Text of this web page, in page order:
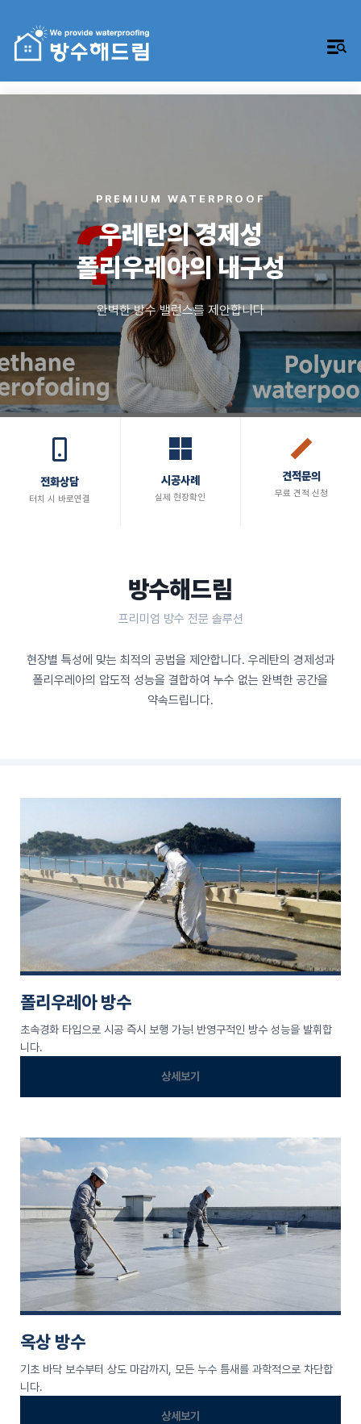
PREMIUM WATERPROOF
우레탄의 경제성
폴리우레아의 내구성
완벽한 방수 밸런스를 제안합니다
전화상담
터치 시 바로연결
시공사례
실제 현장확인
견적문의
무료 견적 신청
방수해드림
프리미엄 방수 전문 솔루션
현장별 특성에 맞는 최적의 공법을 제안합니다. 우레탄의 경제성과
폴리우레아의 압도적 성능을 결합하여 누수 없는 완벽한 공간을
약속드립니다.
폴리우레아 방수
초속경화 타입으로 시공 즉시 보행 가능! 반영구적인 방수 성능을 발휘합
니다.
상세보기
옥상 방수
기초 바닥 보수부터 상도 마감까지, 모든 누수 틈새를 과학적으로 차단합
니다.
상세보기